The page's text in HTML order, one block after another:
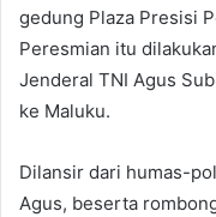
gedung Plaza Presisi
Peresmian itu
Jenderal TNI Agus
ke Maluku.
Dilansir dari humas-
Agus, beserta